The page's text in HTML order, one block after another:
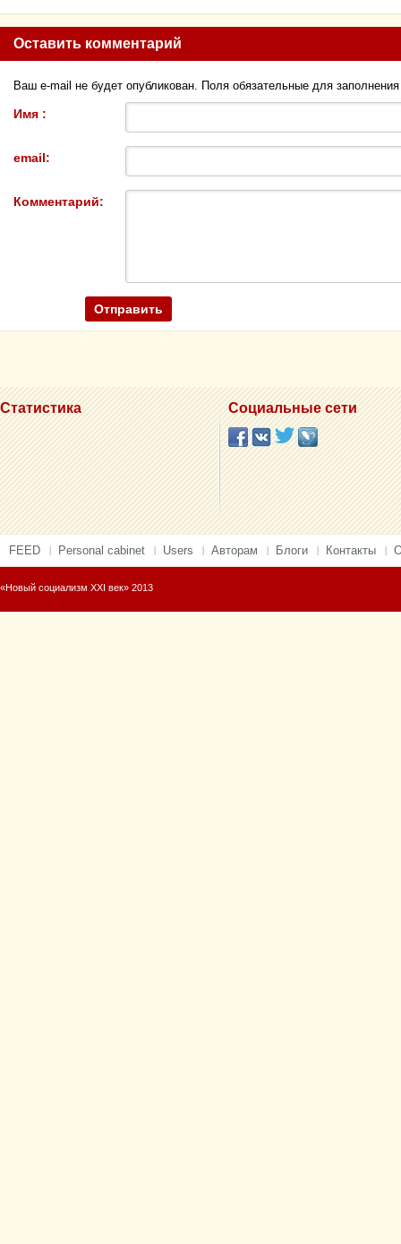
Оставить комментарий
Ваш e-mail не будет опубликован. Поля обязательные для
Имя :
email:
Комментарий:
Статистика Социальные сети
FEED Personal cabinet Users Авторам Блоги Контакты
«Новый социализм XXI век» 2013